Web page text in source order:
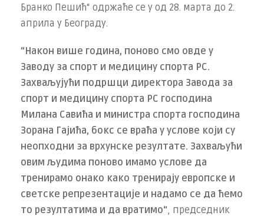
Бранко Пешић“ одржаће се у од 28. марта до 2.
априла у Београду.
“Након више година, поново смо овде у
Заводу за спорт и медицину спорта РС.
Захваљујући подршци директора Завода за
спорт и медицину спорта РС господина
Милана Савића и министра спорта господина
Зорана Гајића, бокс се враћа у услове који су
неопходни за врхунске резултате. Захваљући
овим људима поново имамо услове да
тренирамо онако како тренирају европске и
светске репрезентације и надамо се да ћемо
то резултатима и да вратимо“, председник